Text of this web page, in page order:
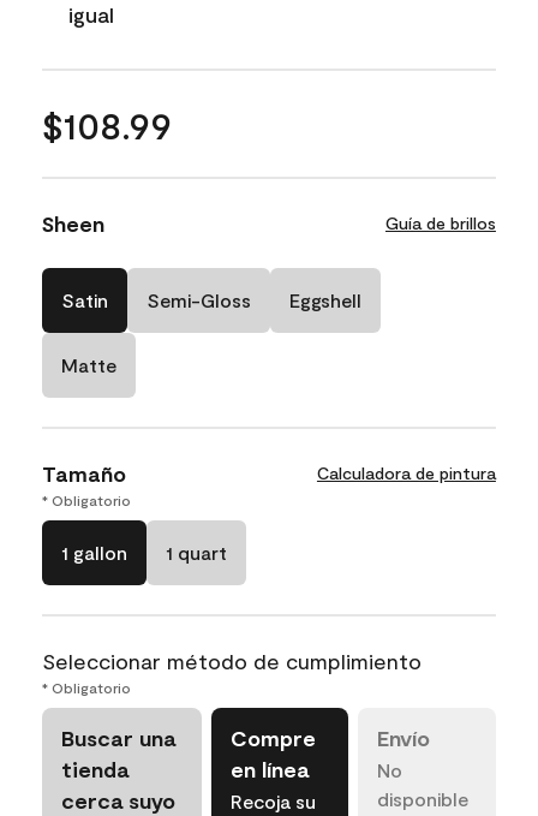
igual
$108.99
Sheen Guía de brillos
Satin Semi-Gloss Eggshell
Matte
Tamaño Calculadora de pintura
* Obligatorio
1 gallon 1 quart
Seleccionar método de cumplimiento
* Obligatorio
Buscar una
tienda
cerca suyo
Compre
en línea
Recoja su
Envío
No
disponible